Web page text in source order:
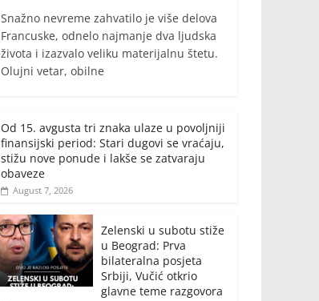
Snažno nevreme zahvatilo je više delova
Francuske, odnelo najmanje dva ljudska
života i izazvalo veliku materijalnu štetu.
Olujni vetar, obilne
Od 15. avgusta tri znaka ulaze u povoljniji
finansijski period: Stari dugovi se vraćaju,
stižu nove ponude i lakše se zatvaraju
obaveze
August 7, 2026
Zelenski u subotu stiže
u Beograd: Prva
bilateralna posjeta
Srbiji, Vučić otkrio
glavne teme razgovora